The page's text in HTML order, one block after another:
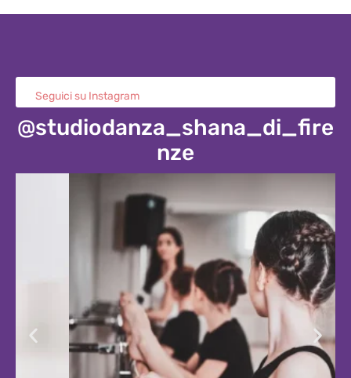
Seguici su Instagram
@studiodanza_shana_di_fire
nze